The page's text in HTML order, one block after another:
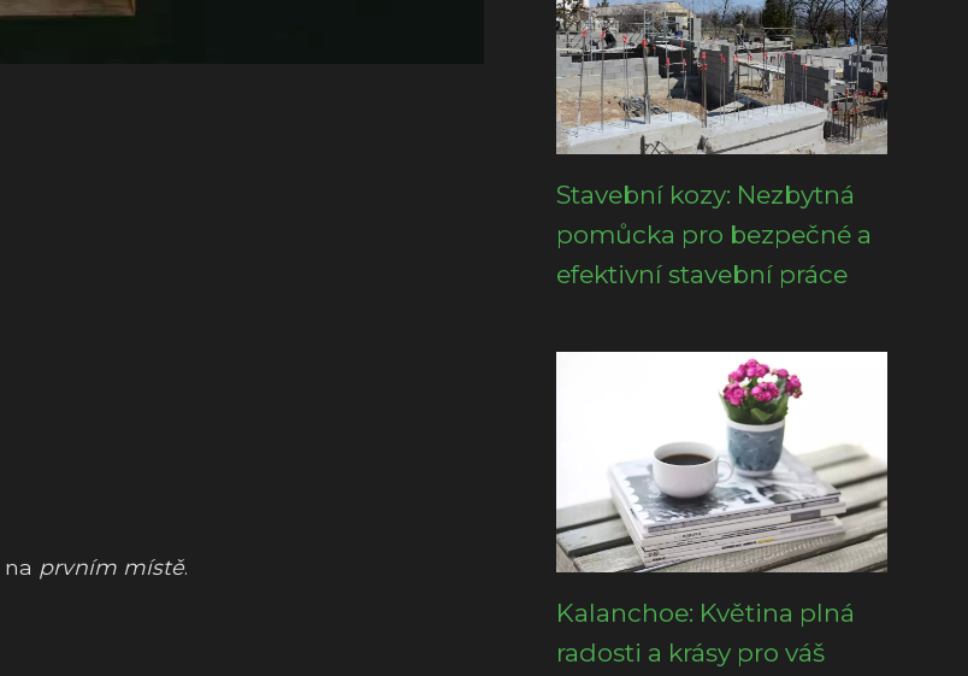
na prvním místě.
Stavební kozy: Nezbytná
pomůcka pro bezpečné a
efektivní stavební práce
Kalanchoe: Květina plná
radosti a krásy pro váš